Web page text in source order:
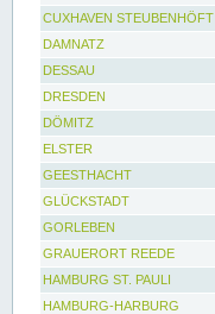
CUXHAVEN STEUBENHÖFT
DAMNATZ
DESSAU
DRESDEN
DÖMITZ
ELSTER
GEESTHACHT
GLÜCKSTADT
GORLEBEN
GRAUERORT REEDE
HAMBURG ST. PAULI
HAMBURG-HARBURG